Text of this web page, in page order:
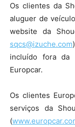
Os clientes da
aluguer de
website da
sqcs@izuche.com
incluído fora da
Europcar.
Os clientes
serviços da
(